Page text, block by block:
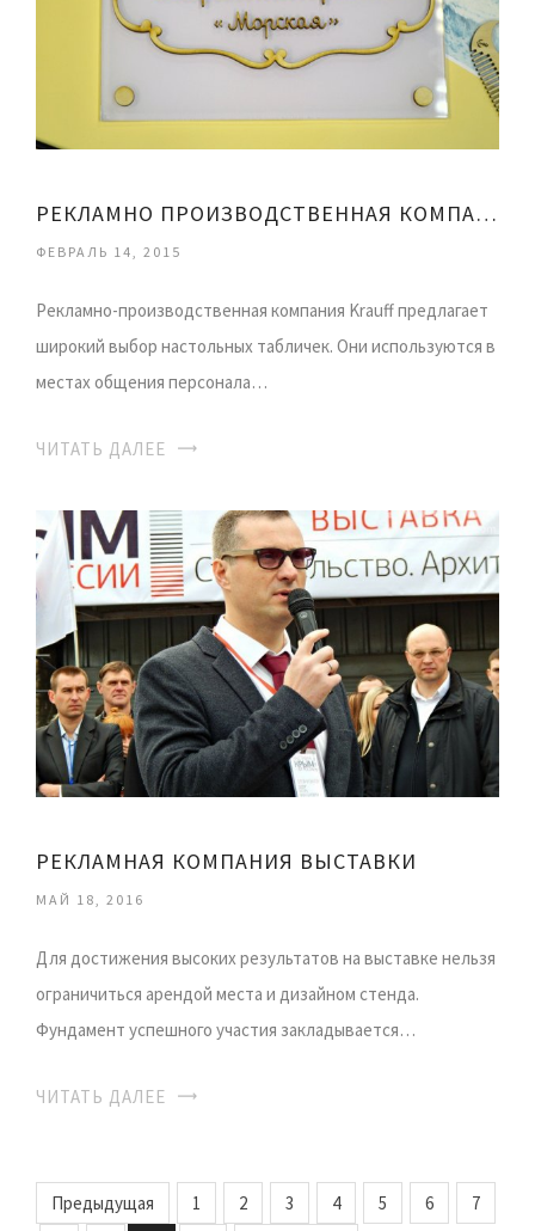
РЕКЛАМНО ПРОИЗВОДСТВЕННАЯ КОМПАНИЯ KRAUFF
ФЕВРАЛЬ 14, 2015
Рекламно-производственная компания Krauff предлагает
широкий выбор настольных табличек. Они используются в
местах общения персонала…
ЧИТАТЬ ДАЛЕЕ
РЕКЛАМНАЯ КОМПАНИЯ ВЫСТАВКИ
МАЙ 18, 2016
Для достижения высоких результатов на выставке нельзя
ограничиться арендой места и дизайном стенда.
Фундамент успешного участия закладывается…
ЧИТАТЬ ДАЛЕЕ
Предыдущая 1 2 3 4 5 6
7